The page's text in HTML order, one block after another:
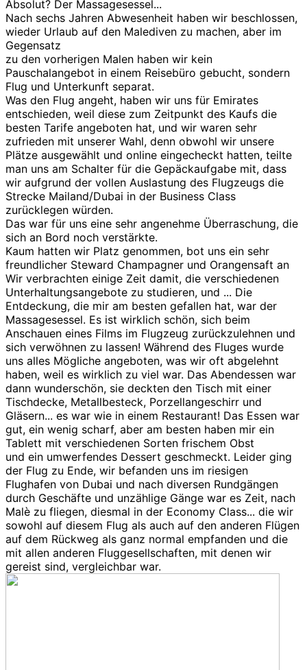
Absolut? Der Massagesessel...
Nach sechs Jahren Abwesenheit haben wir beschlossen,
wieder Urlaub auf den Malediven zu machen, aber im
Gegensatz
zu den vorherigen Malen haben wir kein
Pauschalangebot in einem Reisebüro gebucht, sondern
Flug und Unterkunft separat.
Was den Flug angeht, haben wir uns für Emirates
entschieden, weil diese zum Zeitpunkt des Kaufs die
besten Tarife angeboten hat, und wir waren sehr
zufrieden mit unserer Wahl, denn obwohl wir unsere
Plätze ausgewählt und online eingecheckt hatten, teilte
man uns am Schalter für die Gepäckaufgabe mit, dass
wir aufgrund der vollen Auslastung des Flugzeugs die
Strecke Mailand/Dubai in der Business Class
zurücklegen würden.
Das war für uns eine sehr angenehme Überraschung, die
sich an Bord noch verstärkte.
Kaum hatten wir Platz genommen, bot uns ein sehr
freundlicher Steward Champagner und Orangensaft an
Wir verbrachten einige Zeit damit, die verschiedenen
Unterhaltungsangebote zu studieren, und ... Die
Entdeckung, die mir am besten gefallen hat, war der
Massagesessel. Es ist wirklich schön, sich beim
Anschauen eines Films im Flugzeug zurückzulehnen und
sich verwöhnen zu lassen! Während des Fluges wurde
uns alles Mögliche angeboten, was wir oft abgelehnt
haben, weil es wirklich zu viel war. Das Abendessen war
dann wunderschön, sie deckten den Tisch mit einer
Tischdecke, Metallbesteck, Porzellangeschirr und
Gläsern... es war wie in einem Restaurant! Das Essen war
gut, ein wenig scharf, aber am besten haben mir ein
Tablett mit verschiedenen Sorten frischem Obst
und ein umwerfendes Dessert geschmeckt. Leider ging
der Flug zu Ende, wir befanden uns im riesigen
Flughafen von Dubai und nach diversen Rundgängen
durch Geschäfte und unzählige Gänge war es Zeit, nach
Malè zu fliegen, diesmal in der Economy Class... die wir
sowohl auf diesem Flug als auch auf den anderen Flügen
auf dem Rückweg als ganz normal empfanden und die
mit allen anderen Fluggesellschaften, mit denen wir
gereist sind, vergleichbar war.